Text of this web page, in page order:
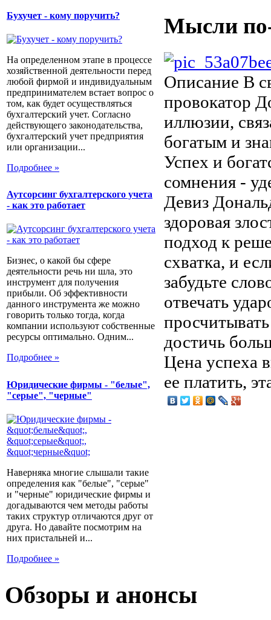
Бухучет - кому поручить?
На определенном этапе в процессе
хозяйственной деятельности перед
любой фирмой и индивидуальным
предпринимателем встает вопрос о
том, как будет осуществляться
бухгалтерский учет. Согласно
действующего законодательства,
бухгалтерский учет предприятия
или организации...
Подробнее »
Аутсорсинг бухгалтерского учета
- как это работает
Бизнес, о какой бы сфере
деятельности речь ни шла, это
инструмент для получения
прибыли. Об эффективности
данного инструмента же можно
говорить только тогда, когда
компании используют собственные
ресурсы оптимально. Одним...
Подробнее »
Юридические фирмы - "белые",
"серые", "черные"
Наверняка многие слышали такие
определения как "белые", "серые"
и "черные" юридические фирмы и
догадываются чем методы работы
таких структур отличаются друг от
друга. Но давайте посмотрим на
них пристальней и...
Подробнее »
Мысли
Описание В
провокатор
иллюзии,
богатым и
Успех и
сомнения -
Девиз
здоровая
подход к
схватка, и
забудьте
отвечать
достичь
Цена успеха
ее платить,
Обзоры и анонсы